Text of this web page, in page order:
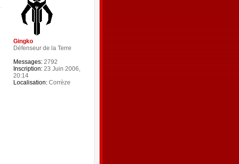
Gingko
Défenseur de la Terre
Messages:2792
Inscription:23 Juin 2006,
20:14
Localisation:Corrèze